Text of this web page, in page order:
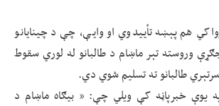
هم پېښه تأييدوي او وايې، چې د چينايانو
ساعته جګړې وروسته تېر ماښام د طالبانو له لوري سقوط
یوې خبرپاڼه کې ویلي چې: « بیګاه ماښام د